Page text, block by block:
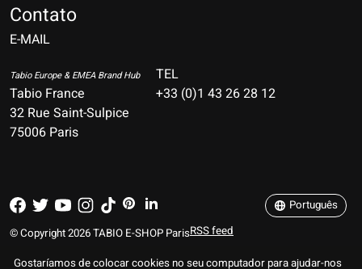
Contato
E-MAIL
Tabio Europe & EMEA Brand Hub
Tabio France
32 Rue Saint-Sulpice
75006 Paris
TEL
+33 (0)1 43 26 28 12
© Copyright 2026 TABIO E-SHOP ParisRSS feed
Português
Gostaríamos de colocar cookies no seu computador para ajudar-nos